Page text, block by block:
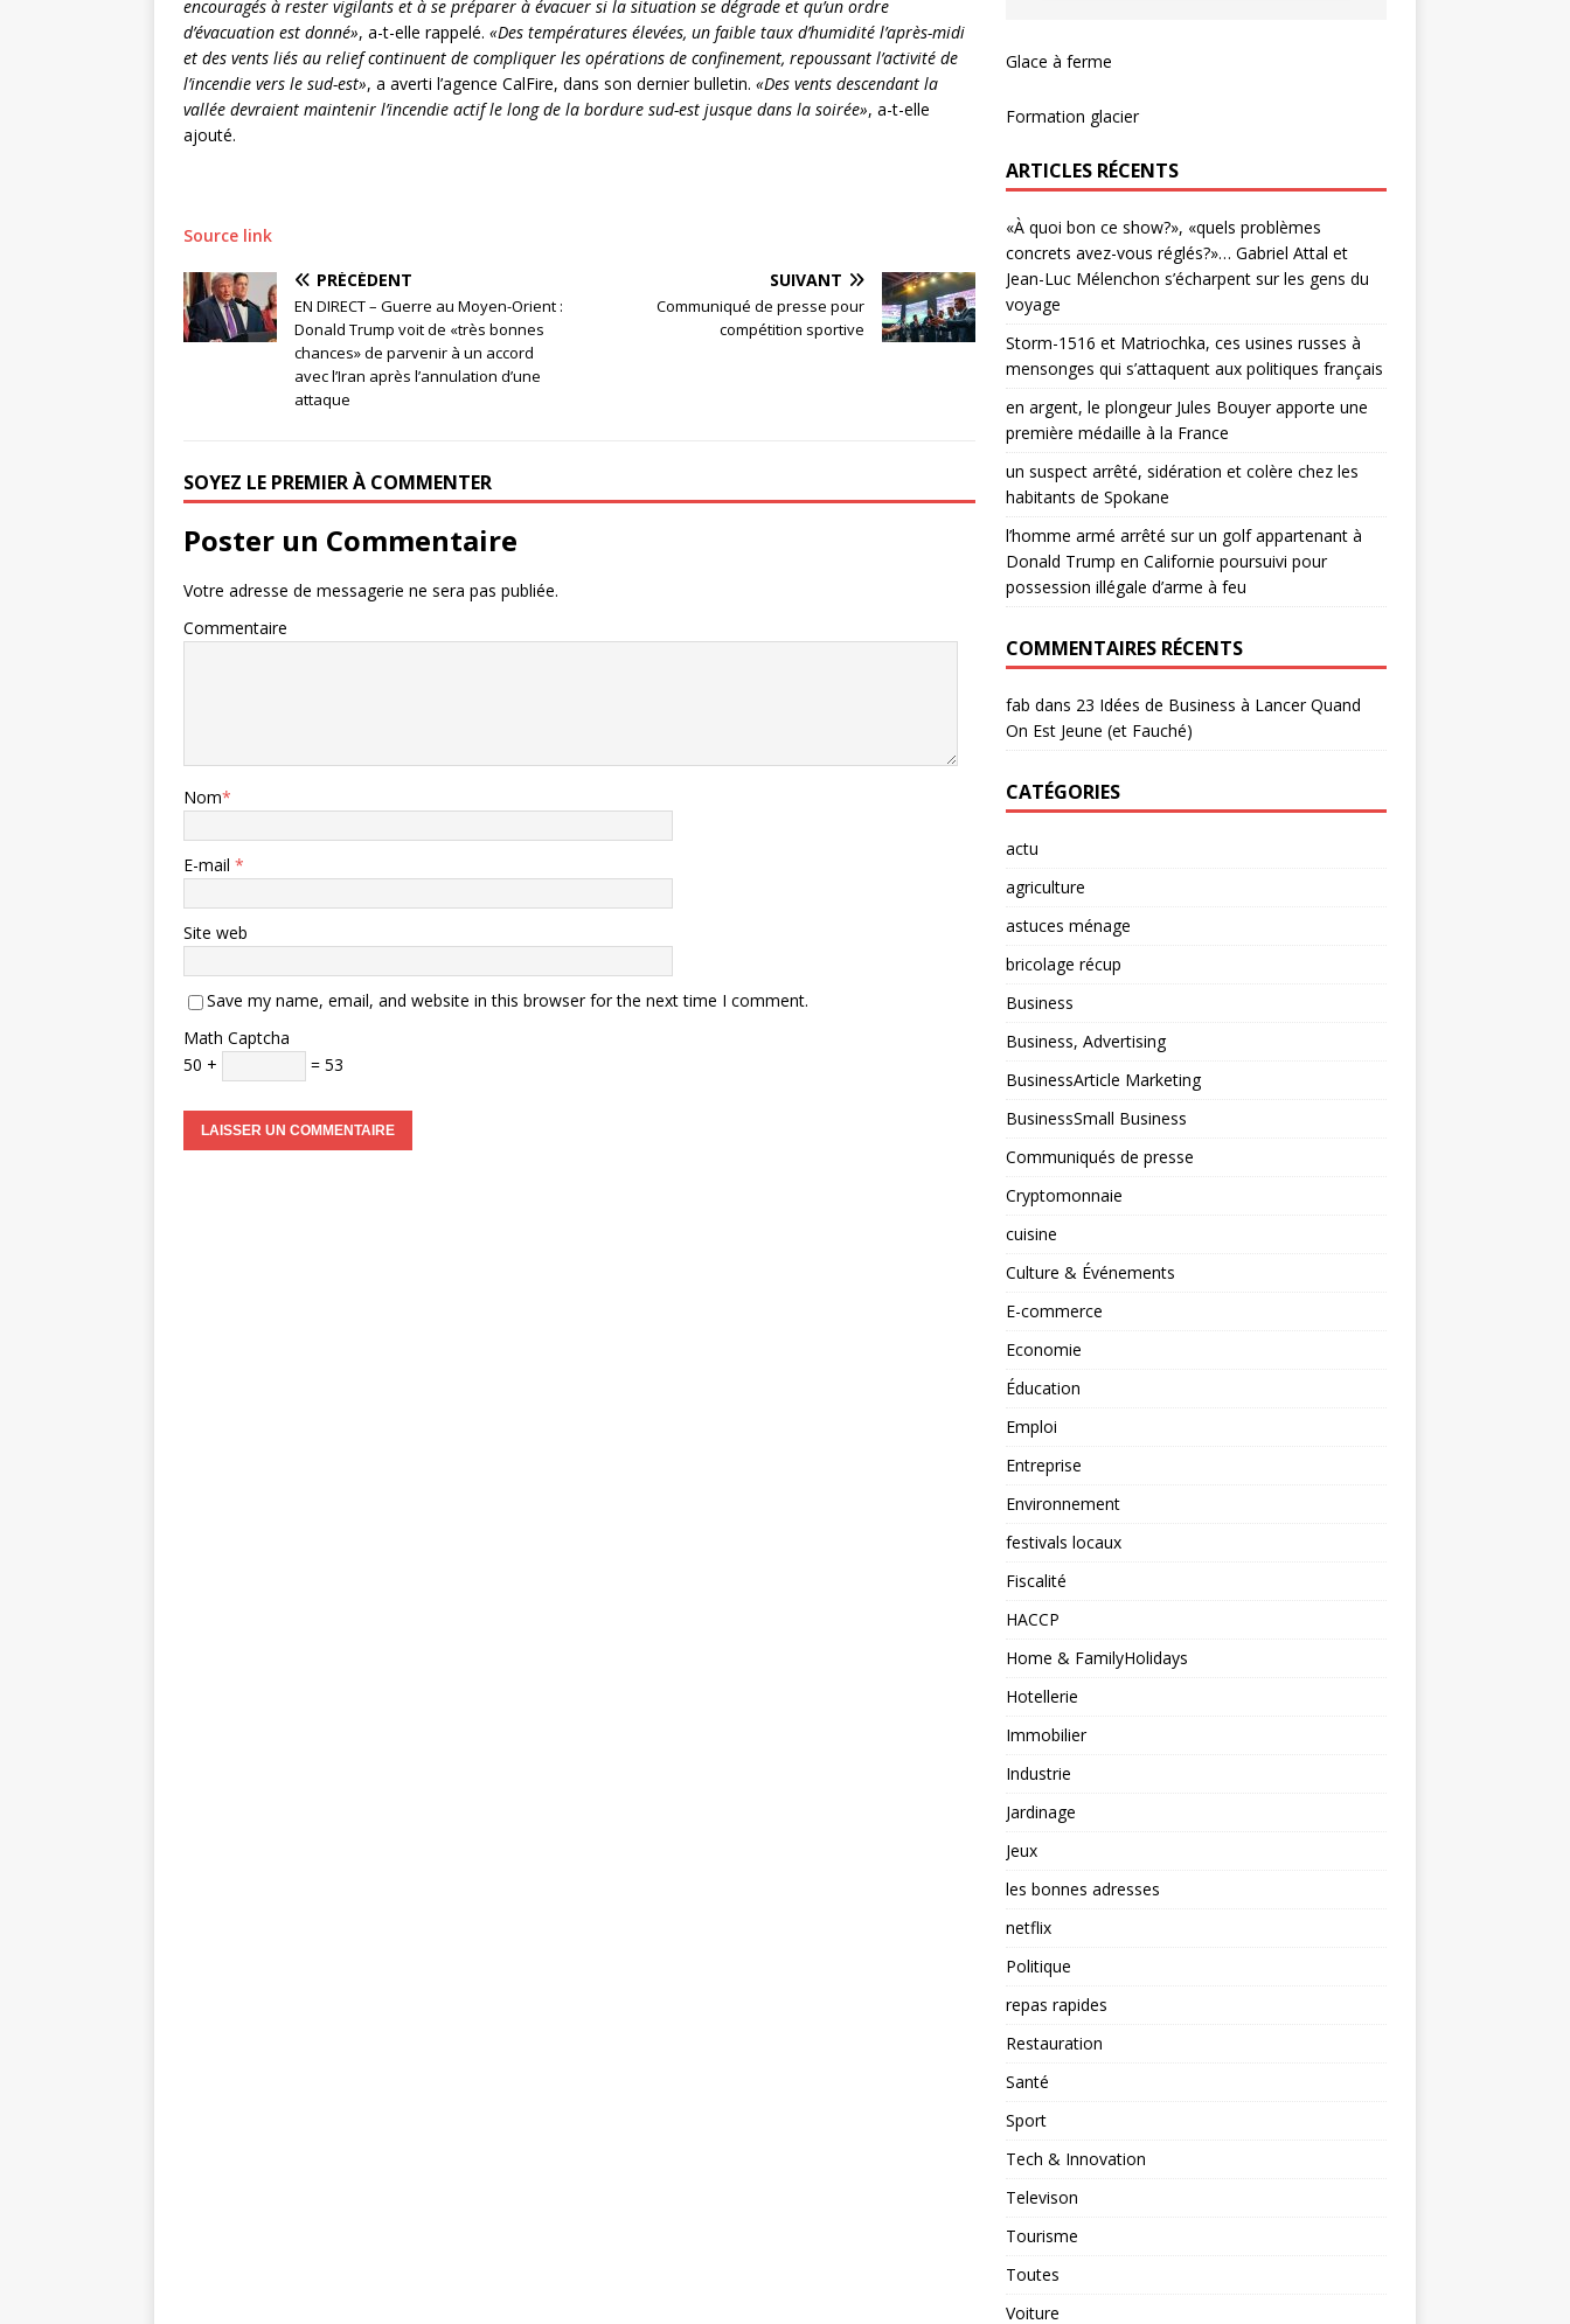
encouragés à rester vigilants et à se préparer à évacuer si la situation se dégrade et qu’un ordre
d’évacuation est donné», a-t-elle rappelé. «Des températures élevées, un faible taux d’humidité l’après-midi
et des vents liés au relief continuent de compliquer les opérations de confinement, repoussant l’activité de
l’incendie vers le sud-est», a averti l’agence CalFire, dans son dernier bulletin. «Des vents descendant la
vallée devraient maintenir l’incendie actif le long de la bordure sud-est jusque dans la soirée», a-t-elle
ajouté.
Source link
PRÉCÉDENT
EN DIRECT – Guerre au Moyen-Orient :
Donald Trump voit de «très bonnes
chances» de parvenir à un accord
avec l’Iran après l’annulation d’une
attaque
SUIVANT
Communiqué de presse pour
compétition sportive
SOYEZ LE PREMIER À COMMENTER
Poster un Commentaire
Votre adresse de messagerie ne sera pas publiée.
Commentaire
Nom*
E-mail *
Site web
Save my name, email, and website in this browser for the next time I comment.
Math Captcha
50 +
= 53
Glace à ferme
Formation glacier
ARTICLES RÉCENTS
«À quoi bon ce show?», «quels problèmes
concrets avez-vous réglés?»… Gabriel Attal et
Jean-Luc Mélenchon s’écharpent sur les gens du
voyage
Storm-1516 et Matriochka, ces usines russes à
mensonges qui s’attaquent aux politiques français
en argent, le plongeur Jules Bouyer apporte une
première médaille à la France
un suspect arrêté, sidération et colère chez les
habitants de Spokane
l’homme armé arrêté sur un golf appartenant à
Donald Trump en Californie poursuivi pour
possession illégale d’arme à feu
COMMENTAIRES RÉCENTS
fab dans 23 Idées de Business à Lancer Quand
On Est Jeune (et Fauché)
CATÉGORIES
actu
agriculture
astuces ménage
bricolage récup
Business
Business, Advertising
BusinessArticle Marketing
BusinessSmall Business
Communiqués de presse
Cryptomonnaie
cuisine
Culture & Événements
E-commerce
Economie
Éducation
Emploi
Entreprise
Environnement
festivals locaux
Fiscalité
HACCP
Home & FamilyHolidays
Hotellerie
Immobilier
Industrie
Jardinage
Jeux
les bonnes adresses
netflix
Politique
repas rapides
Restauration
Santé
Sport
Tech & Innovation
Televison
Tourisme
Toutes
Voiture